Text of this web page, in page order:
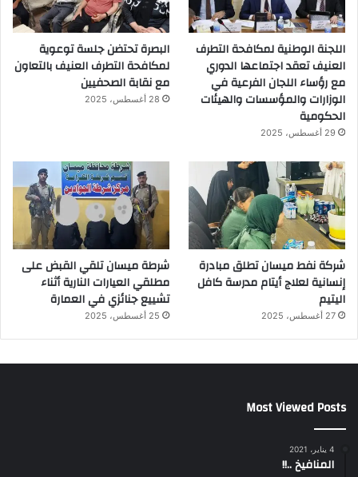
اللجنة الوطنية لمكافحة التطرف
العنيف تعقد اجتماعها الدوري
مع رؤساء اللجان الفرعية في
الوزارات والمؤسسات والهيئات
الحكومية
29 أغسطس، 2025
البصرة تحتضن جلسة توعوية
لمكافحة التطرف العنيف بالتعاون
مع نقابة الصحفيين
28 أغسطس، 2025
شركة نفط ميسان تطلق مبادرة
إنسانية لعلاج أيتام مدرسة كافل
اليتيم
27 أغسطس، 2025
شرطة ميسان تلقي القبض على
مطلقي العيارات النارية أثناء
تشييع جنائزي في العمارة
25 أغسطس، 2025
Most Viewed Posts
4 يناير، 2021
المنافيخ ..!!